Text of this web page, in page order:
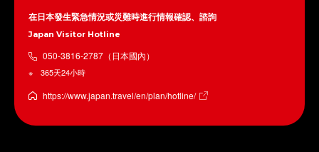
在日本發生緊急情況或災難時進行情報確認、諮詢
Japan Visitor Hotline
050-3816-2787（日本國內）
365天24小時
https://www.japan.travel/en/plan/hotline/